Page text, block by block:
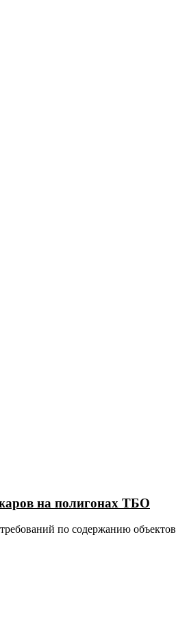
на полигонах ТБО
по содержанию объектов